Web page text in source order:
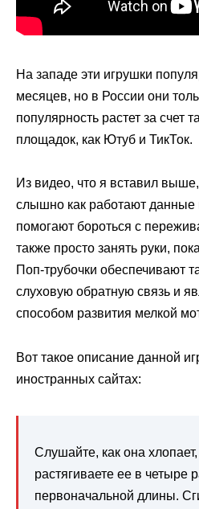
На западе эти игрушки
месяцев, но в России они
популярность растет за счет
площадок, как Ютуб и ТикТок.
Из видео, что я вставил
слышно как работают данные
помогают бороться с
также просто занять руки,
Поп-трубочки обеспечивают
слуховую обратную связь и
способом развития мелкой
Вот такое описание данной
иностранных сайтах:
Слушайте, как она
растягиваете ее в четыре
первоначальной длины.